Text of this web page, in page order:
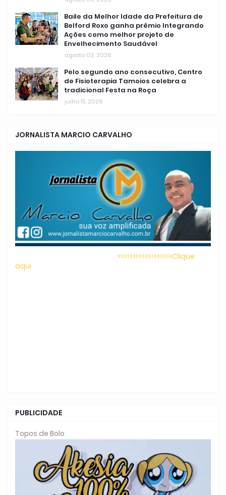
Baile da Melhor Idade da Prefeitura de
Belford Roxo ganha prêmio Integrando
Ações como melhor projeto de
Envelhecimento Saudável
agosto 03, 2026
Pelo segundo ano consecutivo, Centro
de Fisioterapia Tamoios celebra a
tradicional Festa na Roça
julho 15, 2026
JORNALISTA MARCIO CARVALHO
>>>>>>>>>>>>>>>>>>Clique
aqui
PUBLICIDADE
Topos de Bolo